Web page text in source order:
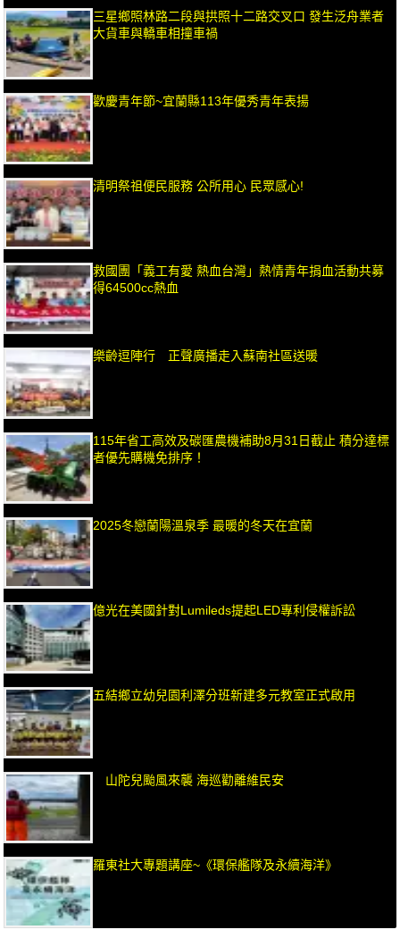
三星鄉照林路二段與拱照十二路交叉口 發生泛舟業者
大貨車與轎車相撞車禍
歡慶青年節~宜蘭縣113年優秀青年表揚
清明祭祖便民服務 公所用心 民眾感心!
救國團「義工有愛 熱血台灣」熱情青年捐血活動共募
得64500cc熱血
樂齡逗陣行 正聲廣播走入蘇南社區送暖
115年省工高效及碳匯農機補助8月31日截止 積分達標
者優先購機免排序！
2025冬戀蘭陽溫泉季 最暖的冬天在宜蘭
億光在美國針對Lumileds提起LED專利侵權訴訟
五結鄉立幼兒園利澤分班新建多元教室正式啟用
山陀兒颱風來襲 海巡勸離維民安
羅東社大專題講座~《環保艦隊及永續海洋》